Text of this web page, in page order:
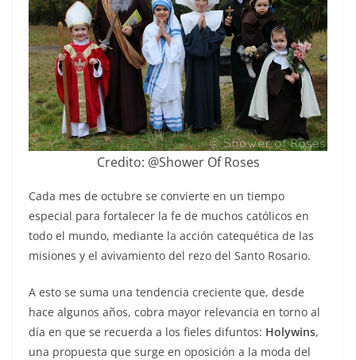
Credito: @Shower Of Roses
Cada mes de octubre se convierte en un tiempo
especial para fortalecer la fe de muchos católicos en
todo el mundo, mediante la acción catequética de las
misiones y el avivamiento del rezo del Santo Rosario.
A esto se suma una tendencia creciente que, desde
hace algunos años, cobra mayor relevancia en torno al
día en que se recuerda a los fieles difuntos: Holywins,
una propuesta que surge en oposición a la moda del